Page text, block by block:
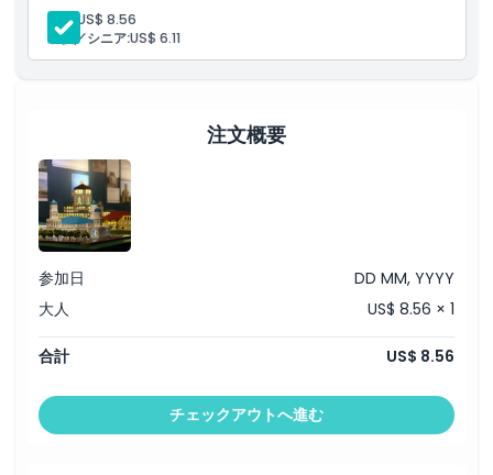
除外事項
営業時間
注意事項
場所
精巧な模型でマレーシアの文化を体験できます。
全年齢が楽しめます。
大人: US$ 8.56
子供／シニア:US$ 6.11
注文概要
参加日
DD MM, YYYY
大人
US$ 8.56 × 1
合計 US$ 8.56
チェックアウトへ進む